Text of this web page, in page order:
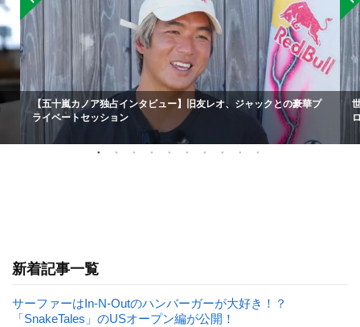
【五十嵐カノア独占インタビュー】旧友レオ、ジャックとの豪華プ
ライベートセッション
新着記事一覧
サーファーはIn-N-Outのハンバーガーが大好き！？
「SnakeTales」のUSオープン編が公開！